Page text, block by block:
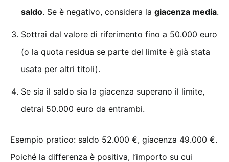
saldo. Se è negativo, considera la giacenza media.
Sottrai dal valore di riferimento fino a 50.000 euro
(o la quota residua se parte del limite è già stata
usata per altri titoli).
Se sia il saldo sia la giacenza superano il limite,
detrai 50.000 euro da entrambi.
Esempio pratico: saldo 52.000 €, giacenza 49.000 €.
Poiché la differenza è positiva, l’importo su cui